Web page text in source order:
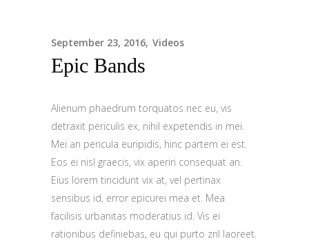
September 23, 2016 Videos
Epic Bands
Alienum phaedrum torquatos nec eu, vis
detraxit periculis ex, nihil expetendis in mei.
Mei an pericula euripidis, hinc partem ei est.
Eos ei nisl graecis, vix aperiri consequat an.
Eius lorem tincidunt vix at, vel pertinax
sensibus id, error epicurei mea et. Mea
facilisis urbanitas moderatius id. Vis ei
rationibus definiebas, eu qui purto zril laoreet.